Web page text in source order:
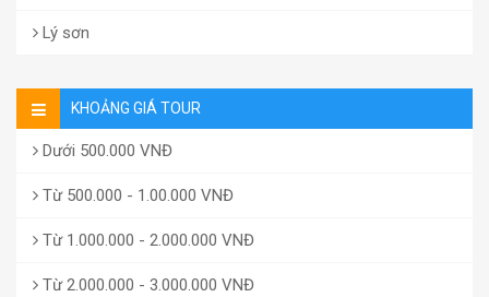
Lý sơn
KHOẢNG GIÁ TOUR
Dưới 500.000 VNĐ
Từ 500.000 - 1.00.000 VNĐ
Từ 1.000.000 - 2.000.000 VNĐ
Từ 2.000.000 - 3.000.000 VNĐ